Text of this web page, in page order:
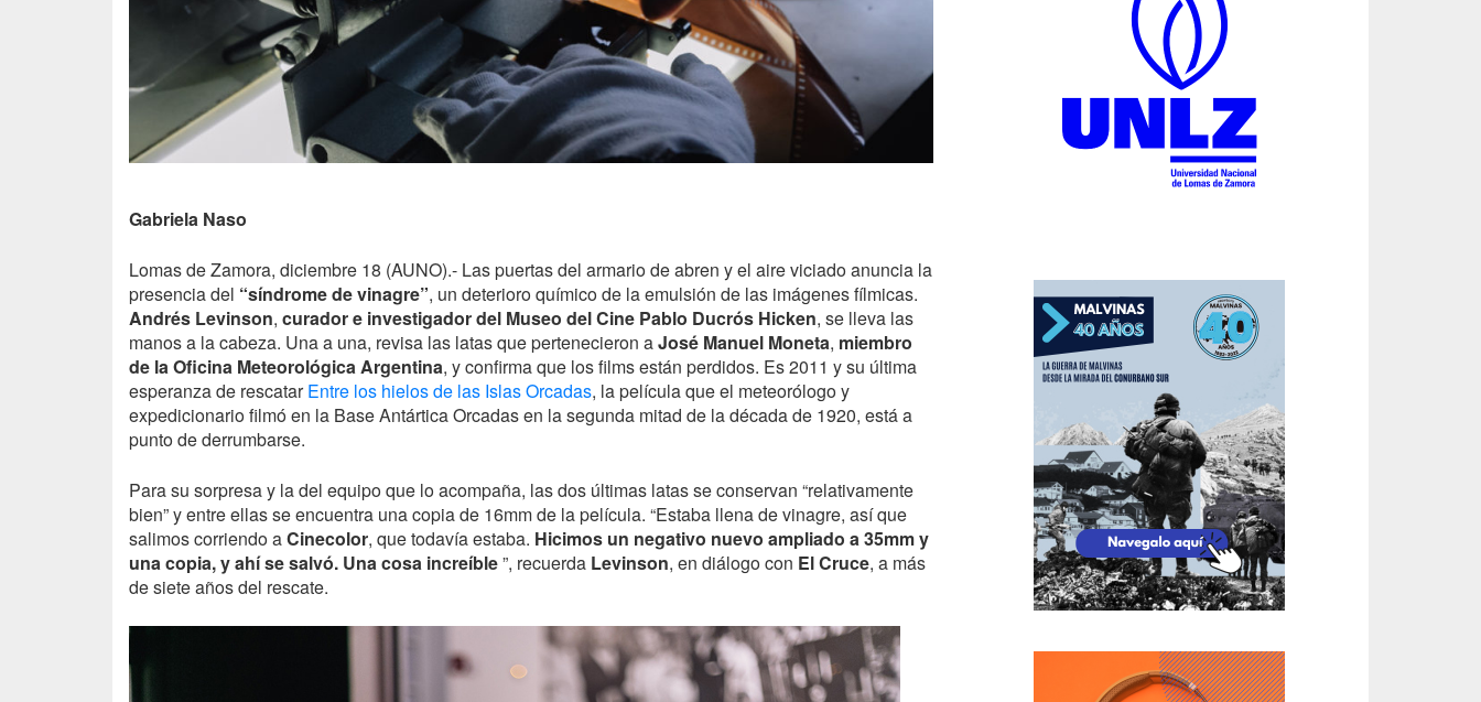
Gabriela Naso
Lomas de Zamora, diciembre 18 (AUNO).- Las puertas del armario de abren y el aire viciado anuncia la
presencia del “síndrome de vinagre”, un deterioro químico de la emulsión de las imágenes fílmicas.
Andrés Levinson, curador e investigador del Museo del Cine Pablo Ducrós Hicken, se lleva las
manos a la cabeza. Una a una, revisa las latas que pertenecieron aJosé Manuel Moneta, miembro
de la Oficina Meteorológica Argentina, y confirma que los films están perdidos. Es 2011 y su última
esperanza de rescatarEntre los hielos de las Islas Orcadas, la película que el meteorólogo y
expedicionario filmó en la Base Antártica Orcadas en la segunda mitad de la década de 1920, está a
punto de derrumbarse.
Para su sorpresa y la del equipo que lo acompaña, las dos últimas latas se conservan “relativamente
bien” y entre ellas se encuentra una copia de 16mm de la película. “Estaba llena de vinagre, así que
salimos corriendo aCinecolor, que todavía estaba. Hicimos un negativo nuevo ampliado a 35mm y
una copia, y ahí se salvó. Una cosa increíble”, recuerda Levinson, en diálogo con El Cruce, a más
de siete años del rescate.